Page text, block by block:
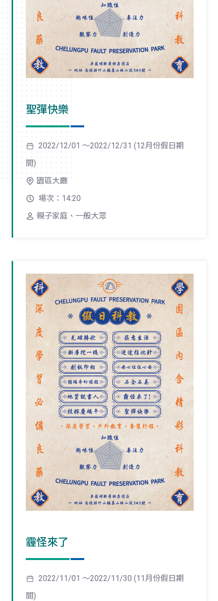
聖彈快樂
2022/12/01 ～2022/12/31 (12月份假日期
間)
園區大廳
場次：14:20
親子家庭、一般大眾
霾怪來了
2022/11/01 ～2022/11/30 (11月份假日期
間)